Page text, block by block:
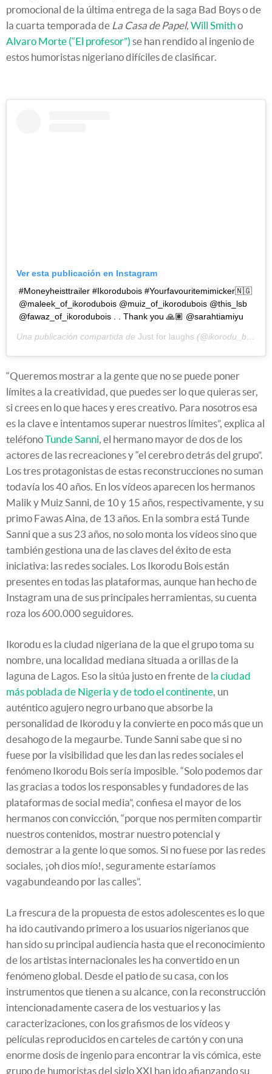
promocional de la última entrega de la saga Bad Boys o de
la cuarta temporada de La Casa de Papel, Will Smitho
Alvaro Morte (“El profesor”) se han rendido al ingenio de
estos humoristas nigeriano difíciles de clasificar.
Ver esta publicación en Instagram
#Moneyheisttrailer #Ikorodubois #Yourfavouritemimicker🇳🇬
@maleek_of_ikorodubois @muiz_of_ikorodubois @this_lsb
@fawaz_of_ikorodubois . . Thank you 🙏🏽 @sarahtiamiyu
Una publicación compartida de Just for laughs (@ikorodu_bois) el
“Queremos mostrar a la gente que no se puede poner
límites a la creatividad, que puedes ser lo que quieras ser,
si crees en lo que haces y eres creativo. Para nosotros esa
es la clave e intentamos superar nuestros límites”, explica al
teléfonoTunde Sanni , el hermano mayor de dos de los
actores de las recreaciones y “el cerebro detrás del grupo”.
Los tres protagonistas de estas reconstrucciones no suman
todavía los 40 años. En los vídeos aparecen los hermanos
Malik y Muiz Sanni, de 10 y 15 años, respectivamente, y su
primo Fawas Aina, de 13 años. En la sombra está Tunde
Sanni que a sus 23 años, no solo monta los vídeos sino que
también gestiona una de las claves del éxito de esta
iniciativa: las redes sociales. Los Ikorodu Bois están
presentes en todas las plataformas, aunque han hecho de
Instagram una de sus principales herramientas, su cuenta
roza los 600.000 seguidores.
Ikorodu es la ciudad nigeriana de la que el grupo toma su
nombre, una localidad mediana situada a orillas de la
laguna de Lagos. Eso la sitúa justo en frente de la ciudad
más poblada de Nigeria y de todo el continente , un
auténtico agujero negro urbano que absorbe la
personalidad de Ikorodu y la convierte en poco más que un
desahogo de la megaurbe. Tunde Sanni sabe que si no
fuese por la visibilidad que les dan las redes sociales el
fenómeno Ikorodu Bois sería imposible. “Solo podemos dar
las gracias a todos los responsables y fundadores de las
plataformas de social media”, confiesa el mayor de los
hermanos con convicción, “porque nos permiten compartir
nuestros contenidos, mostrar nuestro potencial y
demostrar a la gente lo que somos. Si no fuese por las redes
sociales, ¡oh dios mío!, seguramente estaríamos
vagabundeando por las calles”.
La frescura de la propuesta de estos adolescentes es lo que
ha ido cautivando primero a los usuarios nigerianos que
han sido su principal audiencia hasta que el reconocimiento
de los artistas internacionales les ha convertido en un
fenómeno global. Desde el patio de su casa, con los
instrumentos que tienen a su alcance, con la reconstrucción
intencionadamente casera de los vestuarios y las
caracterizaciones, con los grafismos de los vídeos y
películas reproducidos en carteles de cartón y con una
enorme dosis de ingenio para encontrar la vis cómica, este
grupo de humoristas del siglo XXI han ido afianzando su